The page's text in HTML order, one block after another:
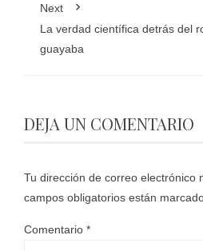
Next
La verdad científica detrás del
guayaba
DEJA UN COMENTARIO
Tu dirección de correo electrónico
campos obligatorios están
Comentario *